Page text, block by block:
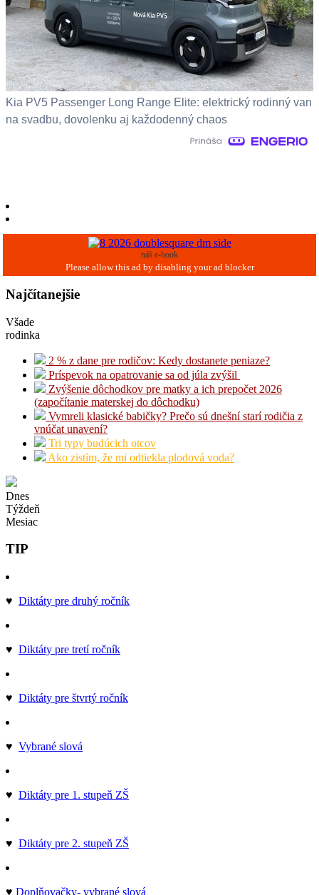
Kia PV5 Passenger Long Range Elite: elektrický rodinný van
na svadbu, dovolenku aj každodenný chaos
náš e-book
Najčítanejšie
Všade
rodinka
2 % z dane pre rodičov: Kedy dostanete peniaze?
Príspevok na opatrovanie sa od júla zvýšil
Zvýšenie dôchodkov pre matky a ich prepočet 2026
(započítanie materskej do dôchodku)
Vymreli klasické babičky? Prečo sú dnešní starí rodičia z
vnúčat unavení?
Tri typy budúcich otcov
Ako zistím, že mi odtiekla plodová voda?
Dnes
Týždeň
Mesiac
TIP
♥ Diktáty pre druhý ročník
♥ Diktáty pre tretí ročník
♥ Diktáty pre štvrtý ročník
♥ Vybrané slová
♥ Diktáty pre 1. stupeň ZŠ
♥ Diktáty pre 2. stupeň ZŠ
♥ Doplňovačky- vybrané slová